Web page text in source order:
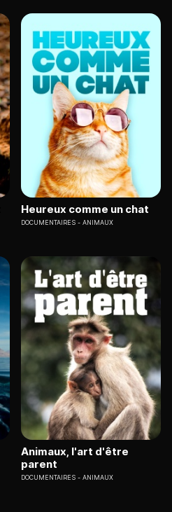
Heureux comme un chat
DOCUMENTAIRES ANIMAUX
Animaux, l'art d'être
parent
DOCUMENTAIRES ANIMAUX